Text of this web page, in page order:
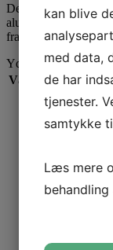
Denne M-tavle
aluminium med CE-
fra Vejdirektoratet.
Yderligere
Vægt
1,500 kg
kan blive
med data,
de har
tjenester.
samtykke
Læs mere